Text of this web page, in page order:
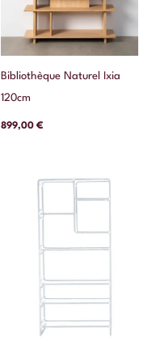
Bibliothèque Naturel Ixia
120cm
899,00 €